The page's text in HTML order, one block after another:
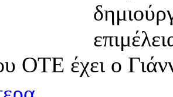
ΟΤΕ έχει ο